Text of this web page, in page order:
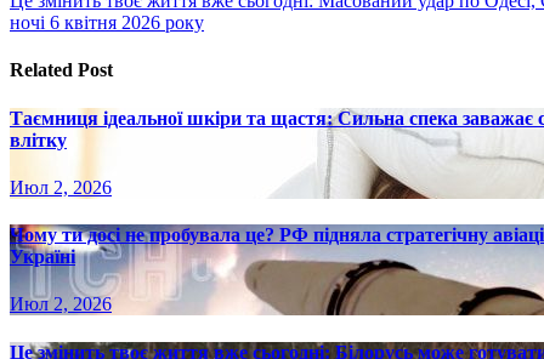
записям
ночі 6 квітня 2026 року
Related Post
Таємниця ідеальної шкіри та щастя: Сильна спека
влітку
Июл 2, 2026
Чому ти досі не пробувала це? РФ підняла стратегічну
Україні
Июл 2, 2026
Це змінить твоє життя вже сьогодні: Білорусь може